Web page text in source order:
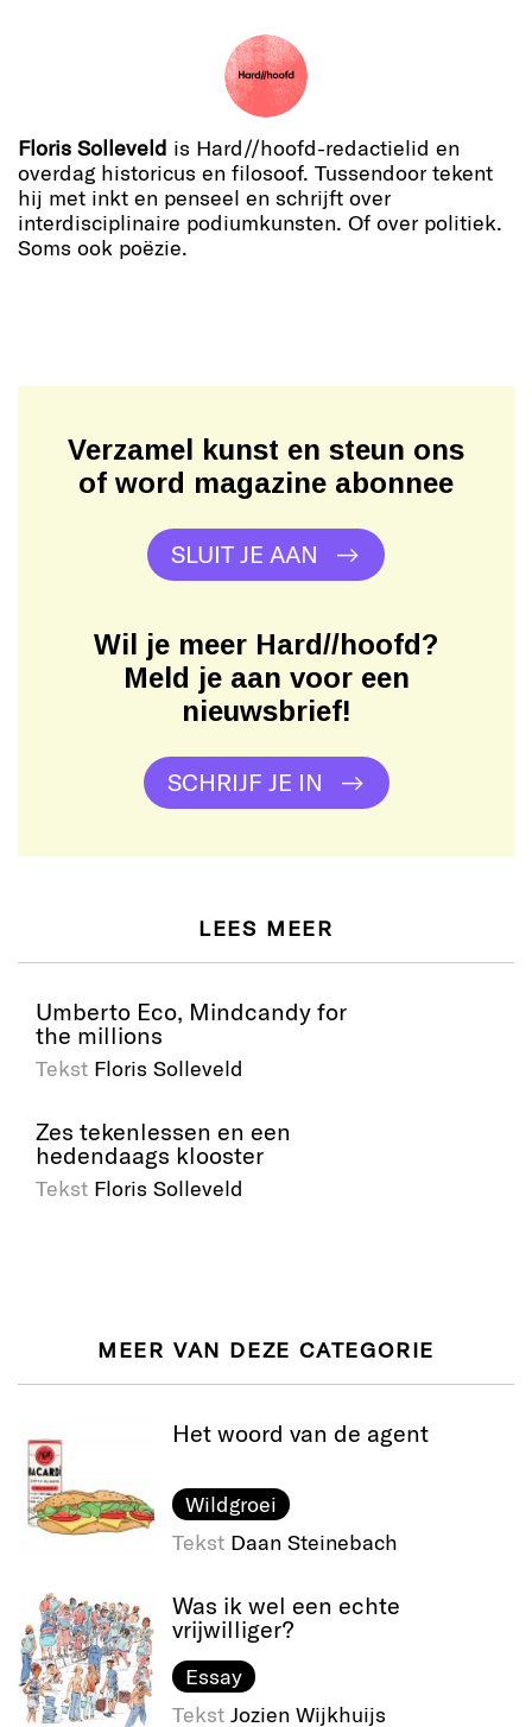
Floris Solleveld is Hard//hoofd-redactielid en
overdag historicus en filosoof. Tussendoor tekent
hij met inkt en penseel en schrijft over
interdisciplinaire podiumkunsten. Of over politiek.
Soms ook poëzie.
Verzamel kunst en steun ons
of word magazine abonnee
SLUIT JE AAN
Wil je meer Hard//hoofd?
Meld je aan voor een
nieuwsbrief!
SCHRIJF JE IN
LEES MEER
Umberto Eco, Mindcandy for
the millions
Tekst Floris Solleveld
Zes tekenlessen en een
hedendaags klooster
Tekst Floris Solleveld
MEER VAN DEZE CATEGORIE
Het woord van de agent
Wildgroei
Tekst Daan Steinebach
Was ik wel een echte
vrijwilliger?
Essay
Tekst Jozien Wijkhuijs